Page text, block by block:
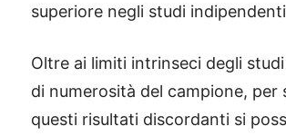
superiore negli studi
Oltre ai limiti intrinseci degli
di numerosità del campione, per
questi risultati discordanti si